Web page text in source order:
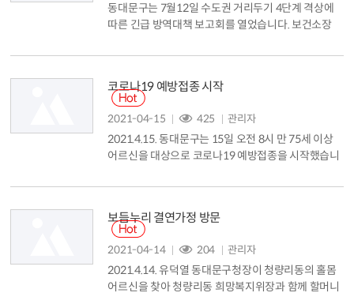
동대문구는 7월12일 수도권 거리두기 4단계 격상에
따른 긴급 방역대책 보고회를 열었습니다. 보건소장
엄중한 분위기 속에서 진행된 보고회에서는 수도권 거
방역대책 추진상황 및 향후계획이 논의됐습니다. 유덕
열동대문구청장은 ▲대주민 홍보활동 강화 ▲통일성
있는 업무처리 ▲효율적인 인력 차출 및 해당 인력 지
원&middot;배분 시 공평성과 탄력성...
코로나19 예방접종 시작
2021-04-15 425 관리자
2021.4.15. 동대문구는 15일 오전 8시 만 75세 이상
어르신을 대상으로 코로나19 예방접종을 시작했습니
0-3)에 &lsquo;동대문구 코로나19 예방접종센터&rs
방접종센터&rsquo;는 15일(목)부터 사전예약제로만
운영되며 평일(월~금) 운영시간은 오전 8~오후 5이며
토요일은 오전 8~오후 1시 오전만 운영됩니다. 접종
대상자가 만...
보듬누리 결연가정 방문
2021-04-14 204 관리자
2021.4.14. 유덕열 동대문구청장이 청량리동의 홀몸
어르신을 찾아 청량리동 희망복지위장과 함께 할머니